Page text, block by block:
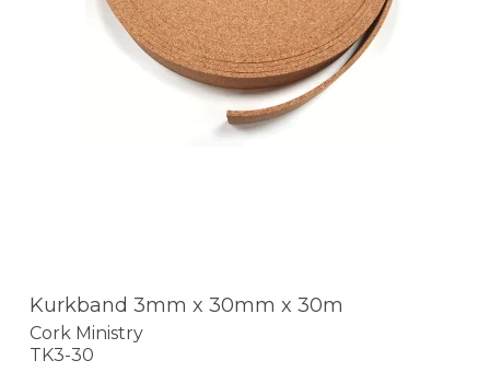
Kurkband 3mm x 30mm x 30m
Cork Ministry
TK3-30